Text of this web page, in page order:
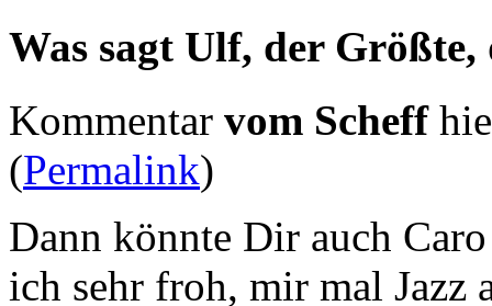
Was sagt Ulf, der Größte,
Kommentar vom Scheff
(Permalink)
Dann könnte Dir auch
ich sehr froh, mir mal Jazz